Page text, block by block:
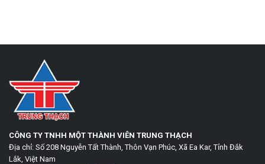
CÔNG TY TNHH MỘT THÀNH VIÊN TRUNG THẠCH
Địa chỉ: Số 208 Nguyễn Tất Thành, Thôn Vạn Phúc, Xã Ea Kar, Tỉnh Đắk
Lắk, Việt Nam